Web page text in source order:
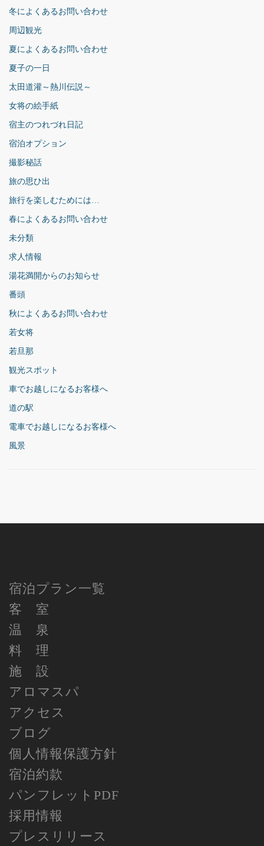
冬によくあるお問い合わせ
周辺観光
夏によくあるお問い合わせ
夏子の一日
太田道灌～熱川伝説～
女将の絵手紙
宿主のつれづれ日記
宿泊オプション
撮影秘話
旅の思ひ出
旅行を楽しむためには…
春によくあるお問い合わせ
未分類
求人情報
湯花満開からのお知らせ
番頭
秋によくあるお問い合わせ
若女将
若旦那
観光スポット
車でお越しになるお客様へ
道の駅
電車でお越しになるお客様へ
風景
宿泊プラン一覧
客 室
温 泉
料 理
施 設
アロマスパ
アクセス
ブログ
個人情報保護方針
宿泊約款
パンフレットPDF
採用情報
プレスリリース